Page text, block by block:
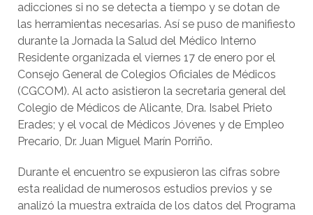
adicciones si no se detecta a tiempo y se dotan de
las herramientas necesarias. Así se puso de manifiesto
durante la Jornada la Salud del Médico Interno
Residente organizada el viernes 17 de enero por el
Consejo General de Colegios Oficiales de Médicos
(CGCOM). Al acto asistieron la secretaria general del
Colegio de Médicos de Alicante, Dra. Isabel Prieto
Erades; y el vocal de Médicos Jóvenes y de Empleo
Precario, Dr. Juan Miguel Marín Porriño.
Durante el encuentro se expusieron las cifras sobre
esta realidad de numerosos estudios previos y se
analizó la muestra extraída de los datos del Programa